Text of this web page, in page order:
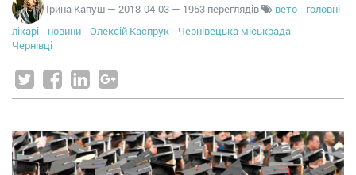
Ірина Капуш — 2018-04-03 — 1953 переглядів вето
головні
лікарі
новини Олексій Каспрук
Чернівецька міськрада
Чернівці